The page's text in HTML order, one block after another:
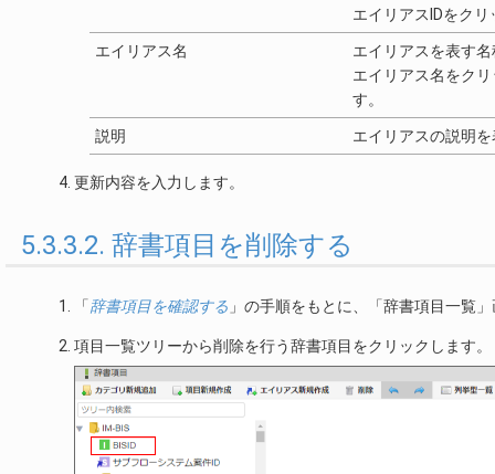
エイリアスIDをク
エイリアス名
エイリアスを表す
エイリアス名をク
す。
説明 エイリアスの説明
更新内容を入力します。
5.3.3.2. 辞書項目を削除する
「辞書項目を確認する 」の手順をもとに、「辞書項目一覧
項目一覧ツリーから削除を行う辞書項目をクリックします。